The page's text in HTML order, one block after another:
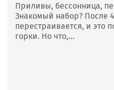
Приливы, бессонница,
Знакомый набор? После
перестраивается, и это
горки. Но что,...